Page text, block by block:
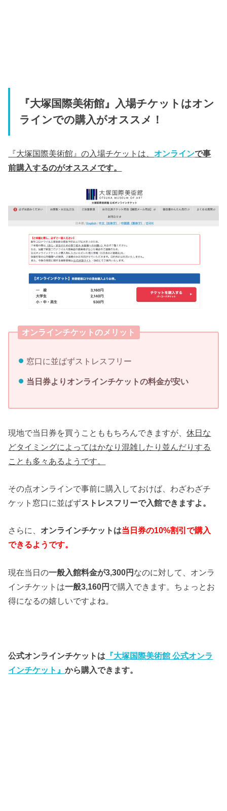
『大塚国際美術館』入場チケットはオン
ラインでの購入がオススメ！
『大塚国際美術館』の入場チケットは、 オンラインで事
前購入するのがオススメです。
オンラインチケットのメリット
窓口に並ばずストレスフリー
当日券よりオンラインチケットの料金が安い
現地で当日券を買うことももちろんできますが、休日な
どタイミングによってはかなり混雑したり並んだりする
ことも多々あるようです。
その点オンラインで事前に購入しておけば、わざわざチ
ケット窓口に並ばずストレスフリーで入館できますよ。
さらに、 オンラインチケットは当日券の10%割引で購入
できるようです。
現在当日の一般入館料金が3,300円 なのに対して、オンラ
インチケットは一般3,160円 で購入できます。ちょっとお
得になるの嬉しいですよね。
公式オンラインチケットは 『大塚国際美術館 公式オンラ
インチケット』から購入できます。